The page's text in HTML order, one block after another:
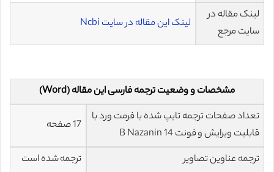
لینک مقاله در
سایت مرجع
لینک این مقاله در سایت Ncbi
مشخصات و وضعیت ترجمه فارسی این مقاله (Word)
تعداد صفحات ترجمه تایپ شده با فرمت ورد با
قابلیت ویرایش و فونت 14 B Nazanin
17 صفحه
ترجمه عناوین تصاویر
ترجمه شده است